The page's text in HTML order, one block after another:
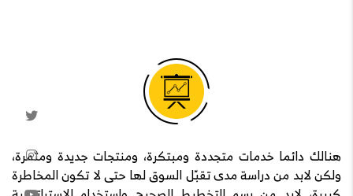
هنالك دائما خدمات متجددة ومبتكرة، ومنتجات جديدة ومثمرة،
ولكن لابد من دراسة مدى تقبّل السوق لها حتى لا تكون المخاطرة